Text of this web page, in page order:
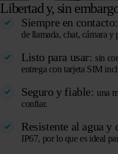
Libertad y, sin
Siempre en contacto:
de llamada, chat, cámara y
Listo para usar: sin
entrega con tarjeta SIM
Seguro y fiable: una
confiar.
Resistente al agua y
IP67, por lo que es ideal